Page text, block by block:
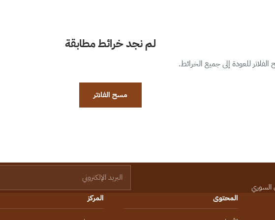
لم نجد خرائط مطابقة
للعودة إلى جميع الخرائط.
مسح الفلاتر
السوري
المحتوى
المركز